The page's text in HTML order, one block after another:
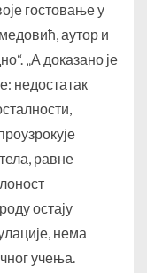
гостовање у
аутор и
„А доказано је
недостатак
равне
остају
нема
учења.